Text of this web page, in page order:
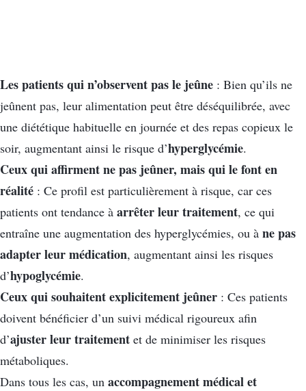
Les patients qui n’observent pas le jeûne : Bien qu’ils ne
jeûnent pas, leur alimentation peut être déséquilibrée, avec
une diététique habituelle en journée et des repas copieux le
soir, augmentant ainsi le risque d’hyperglycémie.
Ceux qui affirment ne pas jeûner, mais qui le font en
réalité : Ce profil est particulièrement à risque, car ces
patients ont tendance à arrêter leur traitement, ce qui
entraîne une augmentation des hyperglycémies, ou à ne pas
adapter leur médication, augmentant ainsi les risques
d’hypoglycémie.
Ceux qui souhaitent explicitement jeûner : Ces patients
doivent bénéficier d’un suivi médical rigoureux afin
d’ajuster leur traitement et de minimiser les risques
métaboliques.
Dans tous les cas, un accompagnement médical et